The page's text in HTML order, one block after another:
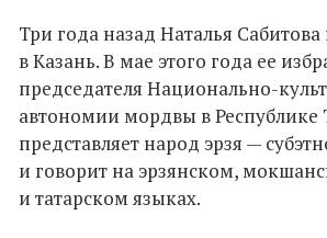
Три года назад Наталья Сабитова
в Казань. В мае этого года ее
председателя Национально-
автономии мордвы в Республике
представляет народ эрзя —
и говорит на эрзянском,
и татарском языках.